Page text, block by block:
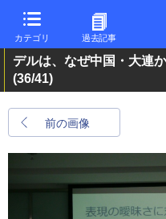
カテゴリ 過去記事
デルは、なぜ中国・大連
(36/41)
前の画像